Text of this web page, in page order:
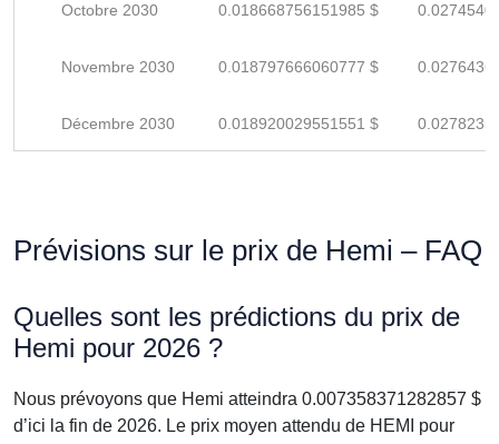
Octobre 2030 0.018668756151985 $
Novembre 2030 0.018797666060777 $
Décembre 2030 0.018920029551551 $
Prévisions sur le prix de Hemi – FAQ
Quelles sont les prédictions du prix de
Hemi pour 2026 ?
Nous prévoyons que Hemi atteindra 0.007358371282857 $
d’ici la fin de 2026. Le prix moyen attendu de HEMI pour